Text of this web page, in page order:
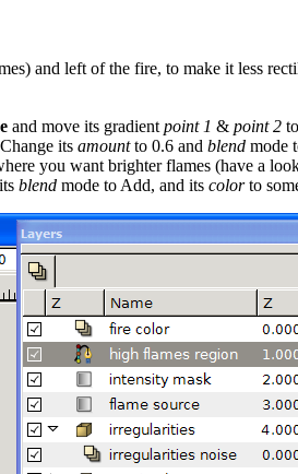
and left of the fire, to make it less
and move its gradient point 1 & point 2
its amountto 0.6 and blend mode
you want brighter flames (have a
blend mode to Add, and its colorto